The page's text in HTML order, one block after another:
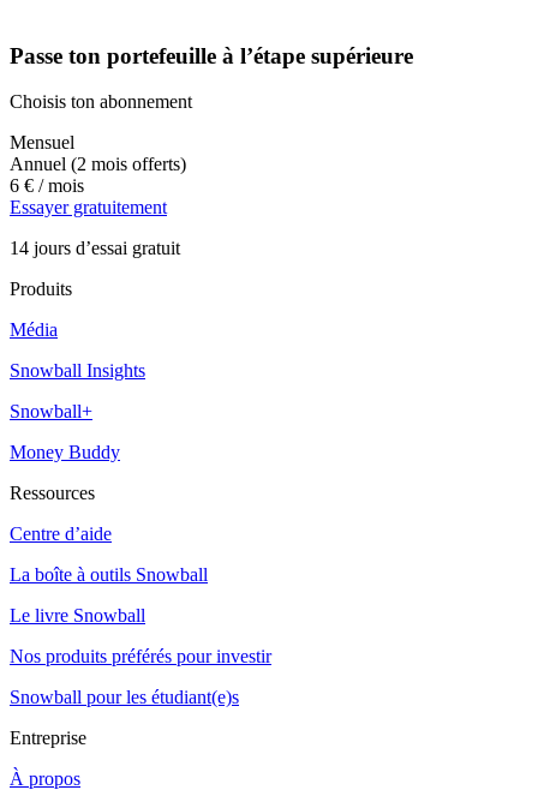
Passe ton portefeuille à l’étape supérieure
Choisis ton abonnement
Mensuel
Annuel (2 mois offerts)
6 € / mois
Essayer gratuitement
14 jours d’essai gratuit
Produits
Média
Snowball Insights
Snowball+
Money Buddy
Ressources
Centre d’aide
La boîte à outils Snowball
Le livre Snowball
Nos produits préférés pour investir
Snowball pour les étudiant(e)s
Entreprise
À propos